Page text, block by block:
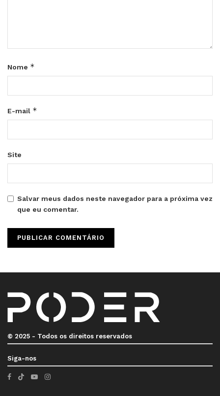
Nome *
E-mail *
Site
Salvar meus dados neste navegador para a próxima vez
que eu comentar.
© 2025 - Todos os direitos reservados
Siga-nos